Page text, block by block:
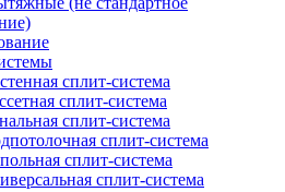
сплит-система
сплит-система
сплит-система
сплит-система
сплит-система
сплит-система